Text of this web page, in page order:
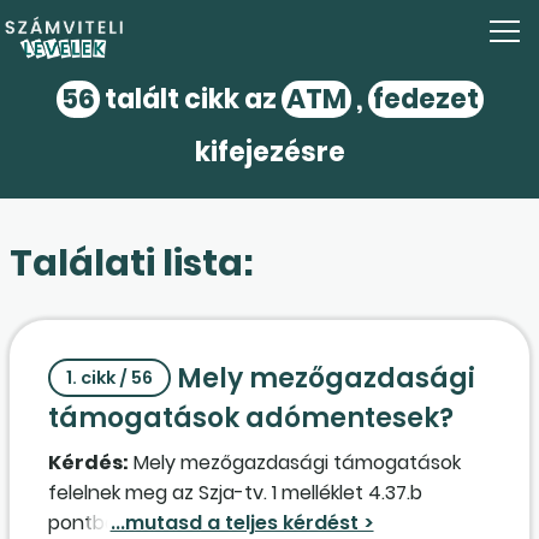
56talált cikk az ATM, fedezet
kifejezésre
Találati lista:
1. cikk / 56
Mely mezőgazdasági
támogatások adómentesek?
Kérdés: Mely mezőgazdasági támogatások
felelnek meg az Szja-tv. 1 melléklet 4.37.b
pontban foglaltaknak? Idetartozónak